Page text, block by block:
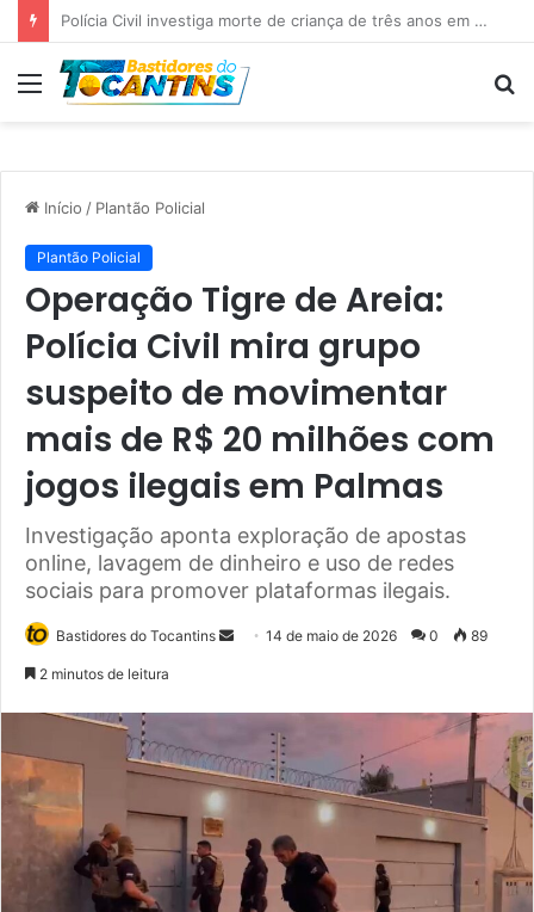
Professora Dorinha lidera disputa pelo Governo do Tocantins com 37,4% das intenções de voto, aponta pesquisa
Menu
Início / Plantão Policial
Plantão Policial
Operação Tigre de Areia:
Polícia Civil mira grupo
suspeito de movimentar
mais de R$ 20 milhões com
jogos ilegais em Palmas
Investigação aponta exploração de apostas
online, lavagem de dinheiro e uso de redes
sociais para promover plataformas ilegais.
Bastidores do Tocantins
u
m
14 de maio de 2026 0 89
2 minutos de leitura